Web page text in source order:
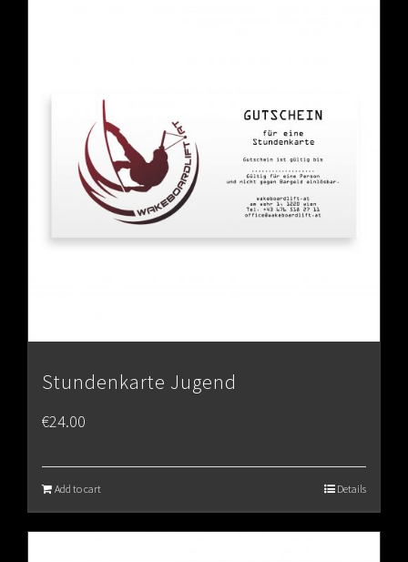
Stundenkarte Jugend
€24.00
Add to cart Details